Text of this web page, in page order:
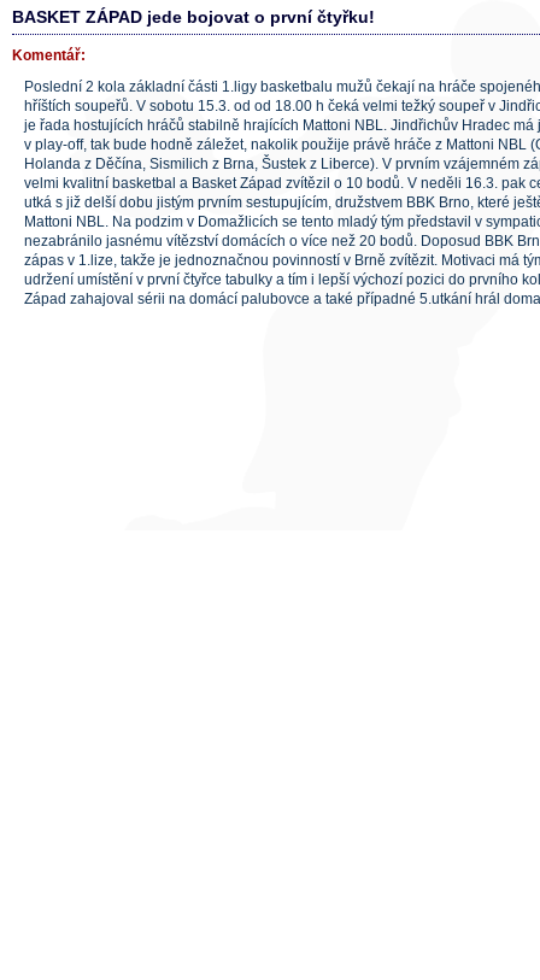
BASKET ZÁPAD jede bojovat o první čtyřku!
Komentář:
Poslední 2 kola základní části 1.ligy basketbalu mužů čekají na hráče
hříštích soupeřů. V sobotu 15.3. od od 18.00 h čeká velmi težký soupeř v
je řada hostujících hráčů stabilně hrajících Mattoni NBL. Jindřichův Hradec má
v play-off, tak bude hodně záležet, nakolik použije právě hráče z Mattoni NBL
Holanda z Děčína, Sismilich z Brna, Šustek z Liberce). V prvním vzájemném
velmi kvalitní basketbal a Basket Západ zvítězil o 10 bodů. V neděli 16.3. pak
utká s již delší dobu jistým prvním sestupujícím, družstvem BBK Brno, které
Mattoni NBL. Na podzim v Domažlicích se tento mladý tým představil v
nezabránilo jasnému vítězství domácích o více než 20 bodů. Doposud BBK
zápas v 1.lize, takže je jednoznačnou povinností v Brně zvítězit. Motivaci má
udržení umístění v první čtyřce tabulky a tím i lepší výchozí pozici do prvního
Západ zahajoval sérii na domácí palubovce a také případné 5.utkání hrál